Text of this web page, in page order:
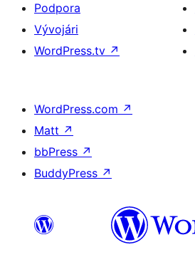
Podpora
Vývojári
WordPress.tv ↗
WordPress.com ↗
Matt ↗
bbPress ↗
BuddyPress ↗